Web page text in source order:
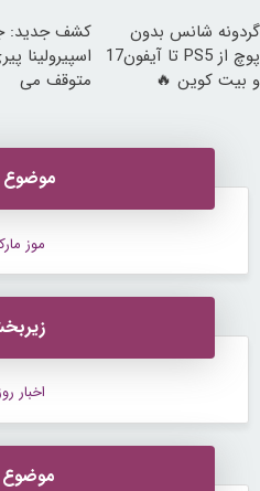
گردونه شانس بدون
پوچ از PS5 تا آیفون17
و بیت کوین 🔥
کشف جدید:
اسپیرولینا
متوقف می
موضوع
موز
اخبار
موضوع